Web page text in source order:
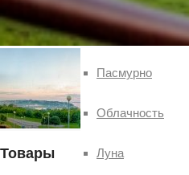
Радуга
Пасмурно
Облачность
Луна
Товары